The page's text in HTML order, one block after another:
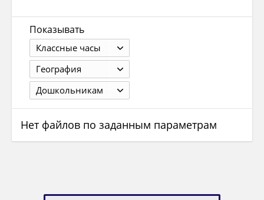
Показывать
Классные часы
География
Дошкольникам
Нет файлов по заданным параметрам